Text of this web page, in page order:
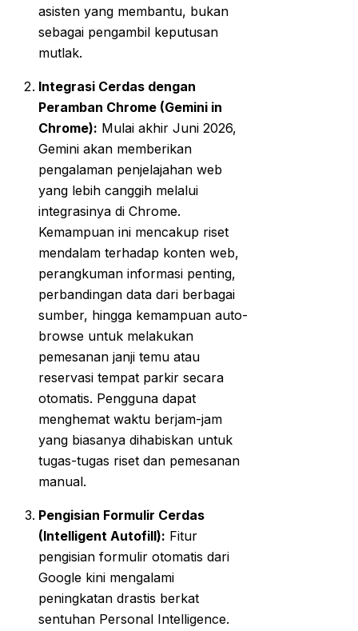
asisten yang membantu, bukan
sebagai pengambil keputusan
mutlak.
Integrasi Cerdas dengan
Peramban Chrome (Gemini in
Chrome): Mulai akhir Juni 2026,
Gemini akan memberikan
pengalaman penjelajahan web
yang lebih canggih melalui
integrasinya di Chrome.
Kemampuan ini mencakup riset
mendalam terhadap konten web,
perangkuman informasi penting,
perbandingan data dari berbagai
sumber, hingga kemampuan auto-
browse untuk melakukan
pemesanan janji temu atau
reservasi tempat parkir secara
otomatis. Pengguna dapat
menghemat waktu berjam-jam
yang biasanya dihabiskan untuk
tugas-tugas riset dan pemesanan
manual.
Pengisian Formulir Cerdas
(Intelligent Autofill): Fitur
pengisian formulir otomatis dari
Google kini mengalami
peningkatan drastis berkat
sentuhan Personal Intelligence.